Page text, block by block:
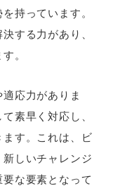
持っています。
する力があり、
。
応力がありま
素早く対応し、
す。これは、ビ
しいチャレンジ
な要素となって